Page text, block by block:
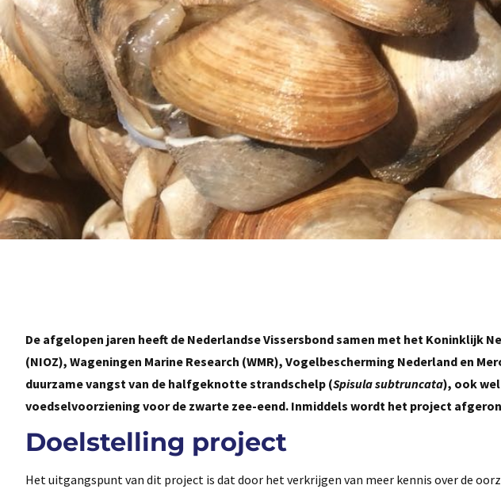
De afgelopen jaren heeft de Nederlandse Vissersbond samen met het Koninklijk
(NIOZ), Wageningen Marine Research (WMR), Vogelbescherming Nederland en
duurzame vangst van de halfgeknotte strandschelp (Spisula subtruncata), ook
voedselvoorziening voor de zwarte zee-eend. Inmiddels wordt het project
Doelstelling project
Het uitgangspunt van dit project is dat door het verkrijgen van meer kennis over de